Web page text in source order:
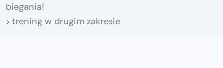
biegania!
> trening w drugim zakresie